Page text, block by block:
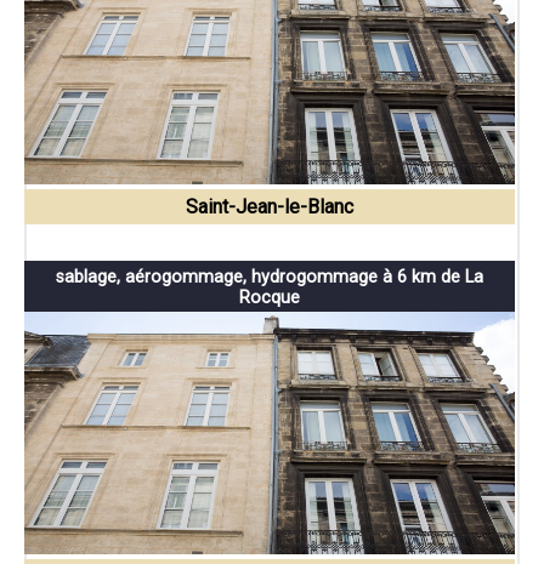
Saint-Jean-le-Blanc
sablage, aérogommage, hydrogommage à 6 km de La
Rocque